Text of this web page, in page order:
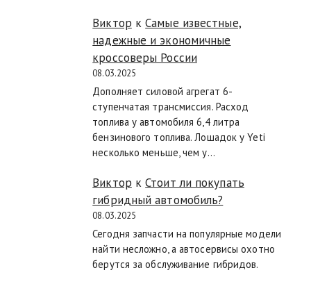
Виктор кСамые известные,
надежные и экономичные
кроссоверы России
08.03.2025
Дополняет силовой агрегат 6-
ступенчатая трансмиссия. Расход
топлива у автомобиля 6,4 литра
бензинового топлива. Лошадок у Yeti
несколько меньше, чем у…
Виктор кСтоит ли покупать
гибридный автомобиль?
08.03.2025
Сегодня запчасти на популярные модели
найти несложно, а автосервисы охотно
берутся за обслуживание гибридов.